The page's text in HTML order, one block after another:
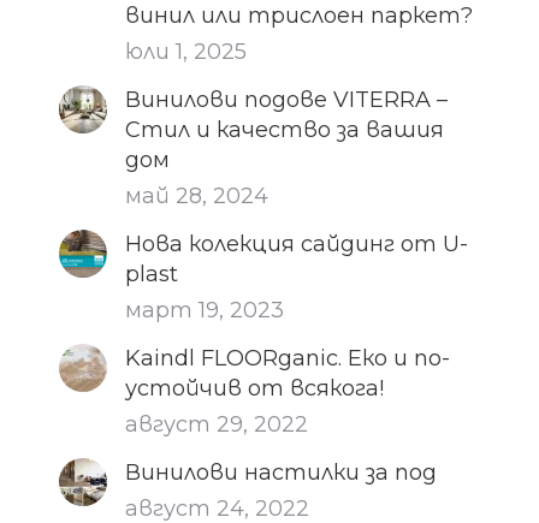
винил или трислоен паркет?
юли 1, 2025
Винилови подове VITERRA –
Стил и качество за вашия
дом
май 28, 2024
Нова колекция сайдинг от U-
plast
март 19, 2023
Kaindl FLOORganic. Еко и по-
устойчив от всякога!
август 29, 2022
Винилови настилки за под
август 24, 2022